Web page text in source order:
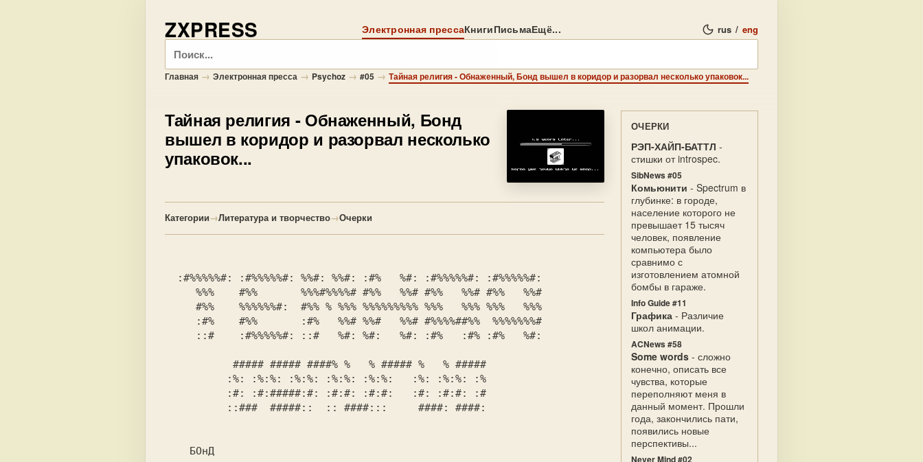
ZXPRESS Электронная прессаКнигиПисьмаЕщё... rus / eng
Поиск
Главная → Электронная пресса → Psychoz → #05 → Тайная религия - Обнаженный, Бонд вышел в коридор и разорвал несколько упаковок...
Тайная религия - Обнаженный, Бонд
вышел в коридор и разорвал несколько
упаковок...
Категории→Литература и творчество→Очерки
ОЧЕРКИ
РЭП-ХАЙП-БАТТЛ -
стишки от introspec.
SibNews #05
Комьюнити - Spectrum в
глубинке: в городе,
население которого не
превышает 15 тысяч
человек, появление
компьютера было
сравнимо с
изготовлением атомной
бомбы в гараже.
Info Guide #11
Графика - Различие
школ анимации.
ACNews #58
Some words - сложно
конечно, описать все
чувства, которые
переполняют меня в
данный момент. Прошли
года, закончились пати,
появились новые
перспективы...
Never Mind #02